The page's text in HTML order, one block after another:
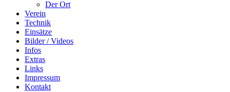
Der Ort
Verein
Technik
Einsätze
Bilder / Videos
Infos
Extras
Links
Impressum
Kontakt